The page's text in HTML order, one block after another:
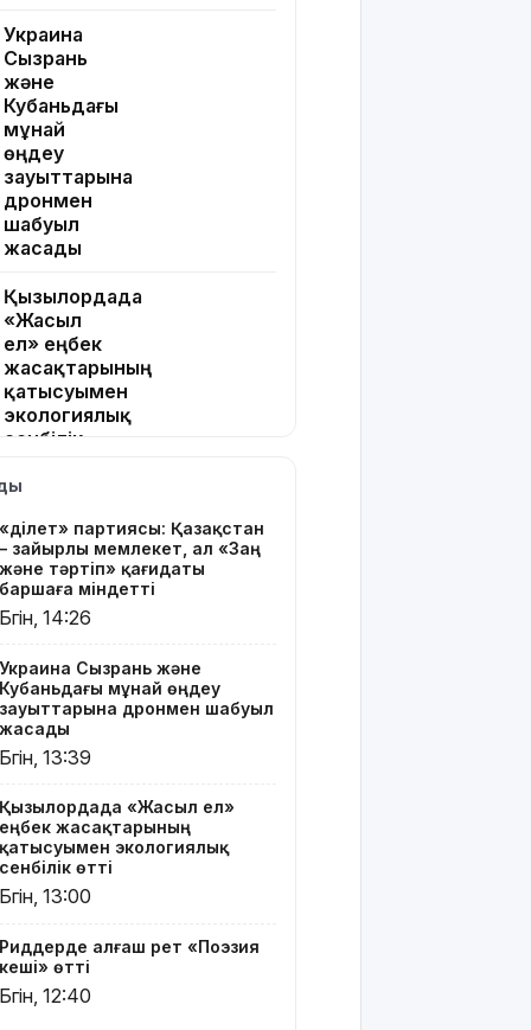
Украина
Сызрань
және
Кубаньдағы
мұнай
өңдеу
зауыттарына
дронмен
шабуыл
жасады
Қызылордада
«Жасыл
ел» еңбек
жасақтарының
қатысуымен
экологиялық
сенбілік
алғаш рет
«Поэзия
кеші» өтті
"Қорғансыз
көп
болды":
Дариға
Бадықова
елге
айтпаған
құпиясын
жайып
салды
тікелей
эфирі үшін
Тараз
тұрғыны 5
«Әділет» партиясы: Қазақстан
– зайырлы мемлекет, ал «Заң
және тәртіп» қағидаты
баршаға міндетті
Бүгін, 14:26
Украина Сызрань және
Кубаньдағы мұнай өңдеу
зауыттарына дронмен шабуыл
жасады
Бүгін, 13:39
Қызылордада «Жасыл ел»
еңбек жасақтарының
қатысуымен экологиялық
сенбілік өтті
Бүгін, 13:00
Риддерде алғаш рет «Поэзия
кеші» өтті
Бүгін, 12:40